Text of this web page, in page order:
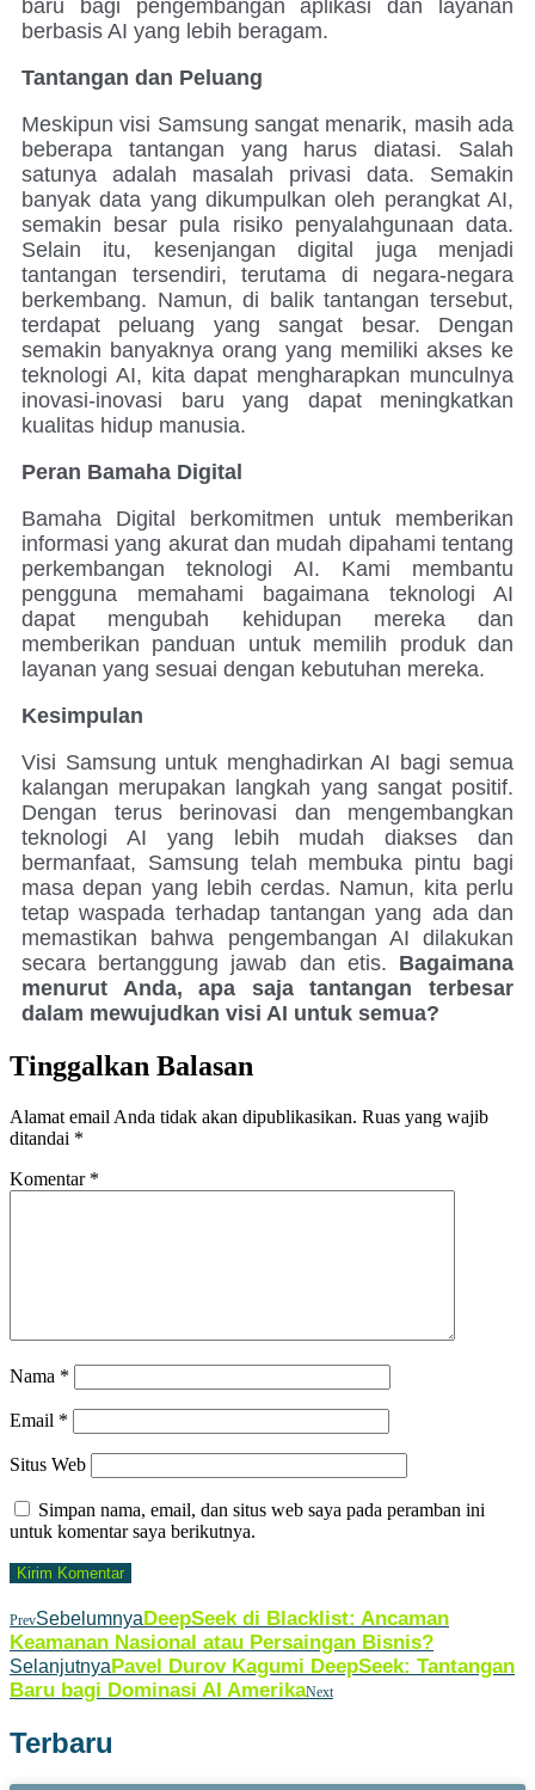
baru bagi pengembangan aplikasi dan layanan
berbasis AI yang lebih beragam.
Tantangan dan Peluang
Meskipun visi Samsung sangat menarik, masih ada
beberapa tantangan yang harus diatasi. Salah
satunya adalah masalah privasi data. Semakin
banyak data yang dikumpulkan oleh perangkat AI,
semakin besar pula risiko penyalahgunaan data.
Selain itu, kesenjangan digital juga menjadi
tantangan tersendiri, terutama di negara-negara
berkembang. Namun, di balik tantangan tersebut,
terdapat peluang yang sangat besar. Dengan
semakin banyaknya orang yang memiliki akses ke
teknologi AI, kita dapat mengharapkan munculnya
inovasi-inovasi baru yang dapat meningkatkan
kualitas hidup manusia.
Peran Bamaha Digital
Bamaha Digital berkomitmen untuk memberikan
informasi yang akurat dan mudah dipahami tentang
perkembangan teknologi AI. Kami membantu
pengguna memahami bagaimana teknologi AI
dapat mengubah kehidupan mereka dan
memberikan panduan untuk memilih produk dan
layanan yang sesuai dengan kebutuhan mereka.
Kesimpulan
Visi Samsung untuk menghadirkan AI bagi semua
kalangan merupakan langkah yang sangat positif.
Dengan terus berinovasi dan mengembangkan
teknologi AI yang lebih mudah diakses dan
bermanfaat, Samsung telah membuka pintu bagi
masa depan yang lebih cerdas. Namun, kita perlu
tetap waspada terhadap tantangan yang ada dan
memastikan bahwa pengembangan AI dilakukan
secara bertanggung jawab dan etis. Bagaimana
menurut Anda, apa saja tantangan terbesar
dalam mewujudkan visi AI untuk semua?
Tinggalkan Balasan
Alamat email Anda tidak akan dipublikasikan. Ruas yang wajib
ditandai *
Komentar *
Nama *
Email *
Situs Web
Simpan nama, email, dan situs web saya pada peramban ini
untuk komentar saya berikutnya.
PrevSebelumnyaDeepSeek di Blacklist: Ancaman
Keamanan Nasional atau Persaingan Bisnis?
SelanjutnyaPavel Durov Kagumi DeepSeek: Tantangan
Baru bagi Dominasi AI AmerikaNext
Terbaru